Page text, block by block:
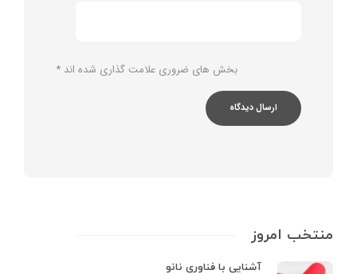
بخش های ضروری علامت گذاری شده اند *
منتخب امروز
آشنایی با فناوری نانو